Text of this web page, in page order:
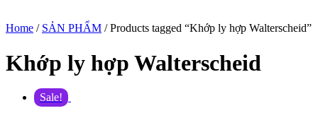
Home / SẢN PHẨM / Products tagged “Khớp ly hợp Walterscheid”
Khớp ly hợp Walterscheid
Sale!